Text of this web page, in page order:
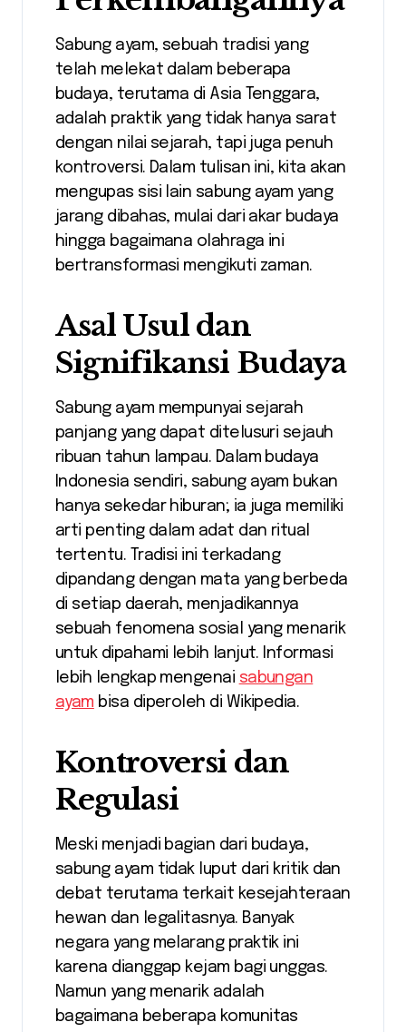
Sabung ayam, sebuah tradisi yang
telah melekat dalam beberapa
budaya, terutama di Asia Tenggara,
adalah praktik yang tidak hanya sarat
dengan nilai sejarah, tapi juga penuh
kontroversi. Dalam tulisan ini, kita akan
mengupas sisi lain sabung ayam yang
jarang dibahas, mulai dari akar budaya
hingga bagaimana olahraga ini
bertransformasi mengikuti zaman.
Asal Usul dan
Signifikansi Budaya
Sabung ayam mempunyai sejarah
panjang yang dapat ditelusuri sejauh
ribuan tahun lampau. Dalam budaya
Indonesia sendiri, sabung ayam bukan
hanya sekedar hiburan; ia juga memiliki
arti penting dalam adat dan ritual
tertentu. Tradisi ini terkadang
dipandang dengan mata yang berbeda
di setiap daerah, menjadikannya
sebuah fenomena sosial yang menarik
untuk dipahami lebih lanjut. Informasi
lebih lengkap mengenai sabungan
ayam bisa diperoleh di Wikipedia.
Kontroversi dan
Regulasi
Meski menjadi bagian dari budaya,
sabung ayam tidak luput dari kritik dan
debat terutama terkait kesejahteraan
hewan dan legalitasnya. Banyak
negara yang melarang praktik ini
karena dianggap kejam bagi unggas.
Namun yang menarik adalah
bagaimana beberapa komunitas